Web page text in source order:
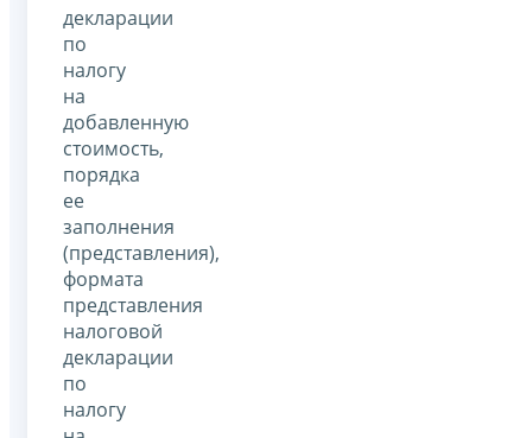
декларации
по
налогу
на
добавленную
стоимость,
порядка
ее
заполнения
(представления),
формата
представления
налоговой
декларации
по
налогу